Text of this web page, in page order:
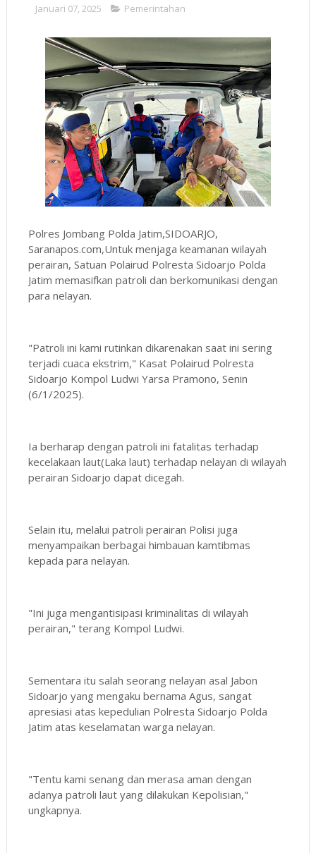
Januari 07, 2025 Pemerintahan
Polres Jombang Polda Jatim,SIDOARJO,
Saranapos.com,Untuk menjaga keamanan wilayah
perairan, Satuan Polairud Polresta Sidoarjo Polda
Jatim memasifkan patroli dan berkomunikasi dengan
para nelayan.
"Patroli ini kami rutinkan dikarenakan saat ini sering
terjadi cuaca ekstrim," Kasat Polairud Polresta
Sidoarjo Kompol Ludwi Yarsa Pramono, Senin
(6/1/2025).
Ia berharap dengan patroli ini fatalitas terhadap
kecelakaan laut(Laka laut) terhadap nelayan di wilayah
perairan Sidoarjo dapat dicegah.
Selain itu, melalui patroli perairan Polisi juga
menyampaikan berbagai himbauan kamtibmas
kepada para nelayan.
"Ini juga mengantisipasi kriminalitas di wilayah
perairan," terang Kompol Ludwi.
Sementara itu salah seorang nelayan asal Jabon
Sidoarjo yang mengaku bernama Agus, sangat
apresiasi atas kepedulian Polresta Sidoarjo Polda
Jatim atas keselamatan warga nelayan.
"Tentu kami senang dan merasa aman dengan
adanya patroli laut yang dilakukan Kepolisian,"
ungkapnya.